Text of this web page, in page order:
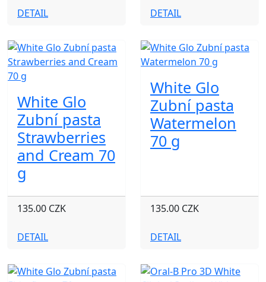
DETAIL DETAIL
White Glo
Zubní pasta
Strawberries
and Cream 70
g
135.00 CZK
DETAIL
White Glo
Zubní pasta
Watermelon
70 g
135.00 CZK
DETAIL